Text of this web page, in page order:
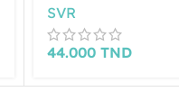
SVR
44.000TND